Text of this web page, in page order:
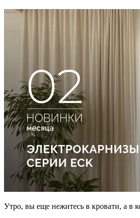
Утро, вы еще нежитесь в кровати, а в